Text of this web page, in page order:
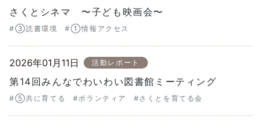
さくとシネマ 〜子ども映画会〜
#③読書環境 #①情報アクセス
2026年01月11日 活動レポート
第14回みんなでわいわい図書館ミーティング
#⑤共に育てる #ボランティア #さくとを育てる会